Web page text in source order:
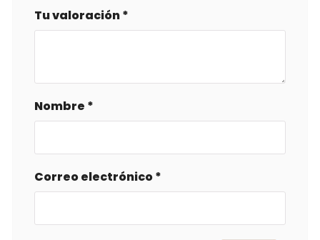
Tu valoración*
Nombre *
Correo electrónico*